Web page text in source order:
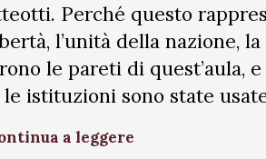
Perché questo
l’unità della nazione,
le pareti di quest’aula,
le istituzioni sono state
a leggere